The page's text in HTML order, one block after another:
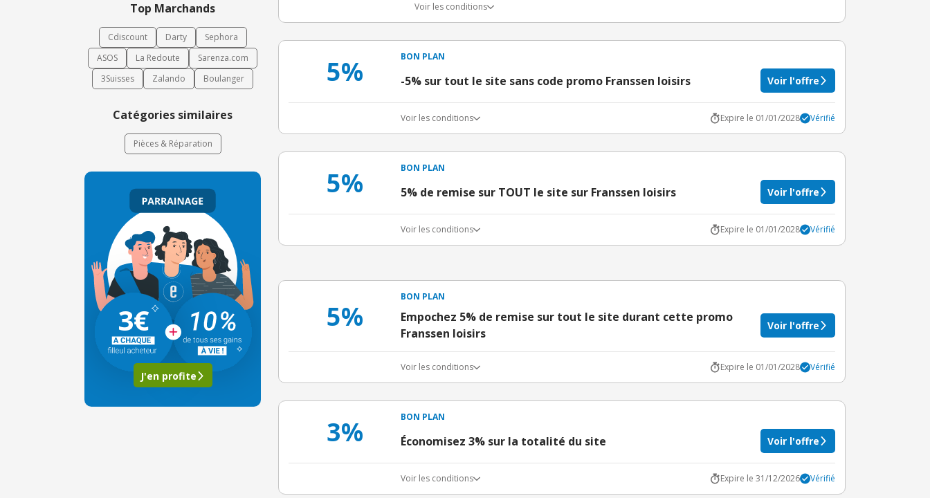
Top Marchands
Cdiscount Darty
Sephora
ASOS
La Redoute
Sarenza.com
3Suisses
Zalando Boulanger
Catégories similaires
Pièces & Réparation
3€
J'en profite
Voir les conditions
5% BON PLAN
-5% sur tout le site sans code promo Franssen loisirs Voir l'offre
Voir les conditions Expire le 01/01/2028 Vérifié
5% BON PLAN
5% de remise sur TOUT le site sur Franssen loisirs Voir l'offre
Voir les conditions Expire le 01/01/2028 Vérifié
5%
BON PLAN
Empochez 5% de remise sur tout le site durant cette promo
Franssen loisirs
Voir l'offre
Voir les conditions Expire le 01/01/2028 Vérifié
3% BON PLAN
Économisez 3% sur la totalité du site Voir l'offre
Voir les conditions Expire le 31/12/2026 Vérifié